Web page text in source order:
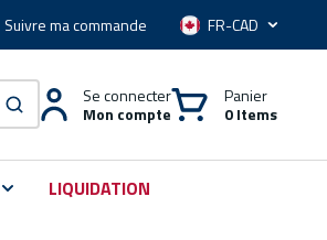
Suivre ma commande Langue
soumettre une recherche
Se connecter
Mon compte
Panier
0 Items
LIQUIDATION